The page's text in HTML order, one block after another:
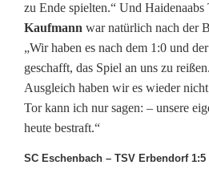
zu Ende spielten.“ Und Haidenaabs
Kaufmann war natürlich nach der
„Wir haben es nach dem 1:0 und
geschafft, das Spiel an uns zu
Ausgleich haben wir es wieder
Tor kann ich nur sagen: – unsere
heute bestraft.“
SC Eschenbach – TSV Erbendorf 1:5